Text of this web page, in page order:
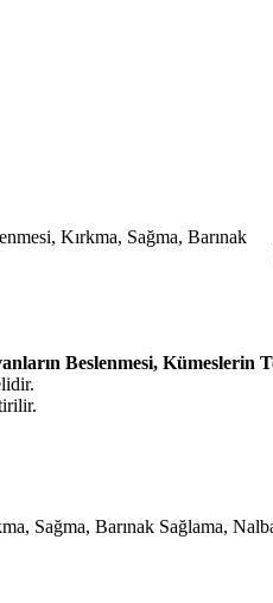
Kırkma, Sağma, Barınak
Beslenmesi, Kümeslerin
Sağma, Barınak Sağlama,